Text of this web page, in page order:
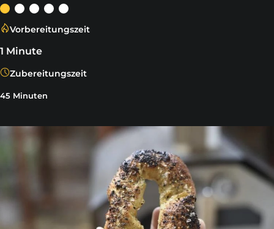
Vorbereitungszeit
1 Minute
Zubereitungszeit
45 Minuten